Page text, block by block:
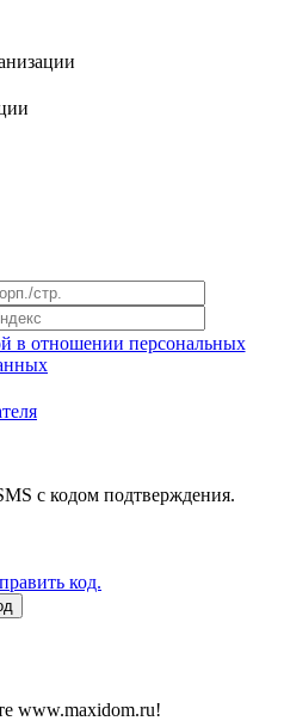
в отношении персональных
с кодом подтверждения.
код.
www.maxidom.ru!